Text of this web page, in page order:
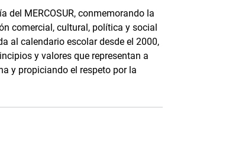
del MERCOSUR, conmemorando la
comercial, cultural, política y social
al calendario escolar desde el 2000,
y valores que representan a
y propiciando el respeto por la